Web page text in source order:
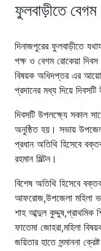
ফুলবাড়ীতে
দিনাজপুরের ফুলবাড়ীতে
পক্ষ ও বেগম রোকেয়া
বিষয়ক অধিদপ্তর এর
প্রদানের মধ্য দিয়ে
দিবসটি উপলক্ষ্যে সকাল
অনুষ্ঠিত হয়। সভায় উপজেলা
প্রধান অতিথি হিসেবে
রহমান মিল্টন।
বিশেষ অতিথি হিসেবে
আফরোজ,উপজেলা মহিলা
শাহ আব্দুল কুদ্দুষ,প্রাথমিক
ফাতেমা জোহরা,মহিলা
জয়িতার হাতে সন্মাননা